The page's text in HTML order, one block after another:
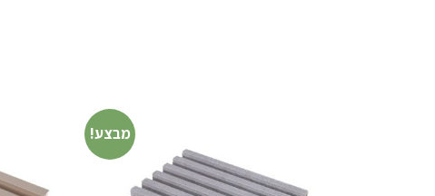
מבצע!